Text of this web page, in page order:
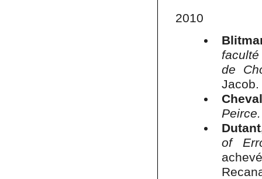
2010
de
Jacob.
Peirce.
of